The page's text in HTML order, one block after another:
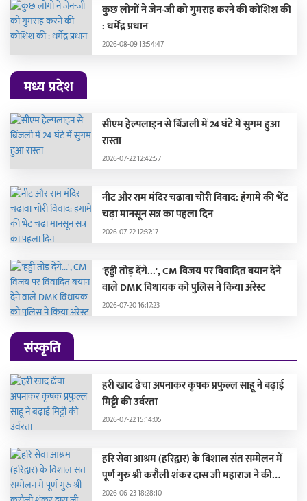
कुछ लोगों ने जेन-जी को गुमराह करने की कोशिश की
: धर्मेंद्र प्रधान
2026-08-09 13:54:47
मध्य प्रदेश
सीएम हेल्पलाइन से बिंजली में 24 घंटे में सुगम हुआ
रास्ता
2026-07-22 12:42:57
नीट और राम मंदिर चढावा चोरी विवाद: हंगामे की भेंट
चढ़ा मानसून सत्र का पहला दिन
2026-07-22 12:37:17
'हड्डी तोड़ देंगे...', CM विजय पर विवादित बयान देने
वाले DMK विधायक को पुलिस ने किया अरेस्ट
2026-07-20 16:17:23
संस्कृति
हरी खाद ढेंचा अपनाकर कृषक प्रफुल्ल साहू ने बढ़ाई
मिट्टी की उर्वरता
2026-07-22 15:14:05
हरि सेवा आश्रम (हरिद्वार) के विशाल संत सम्मेलन में
पूर्ण गुरु श्री करौली शंकर दास जी महाराज ने की
सहभागिता, मुख्यमंत्री और दिग्गज संतों द्वारा हुए
2026-06-23 18:28:10